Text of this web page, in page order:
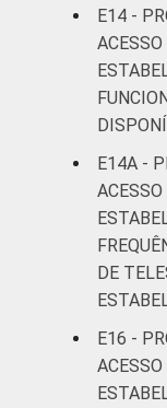
E14 -
E14A -
DE
E16 -